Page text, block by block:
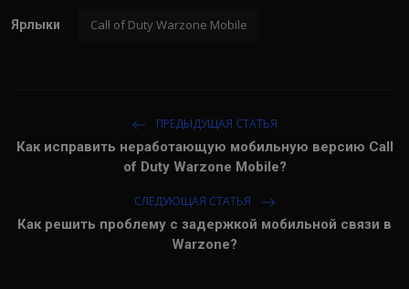
Ярлыки Call of Duty Warzone Mobile
ПРЕДЫДУЩАЯ СТАТЬЯ
Как исправить неработающую мобильную версию Call
of Duty Warzone Mobile?
СЛЕДУЮЩАЯ СТАТЬЯ
Как решить проблему с задержкой мобильной связи в
Warzone?